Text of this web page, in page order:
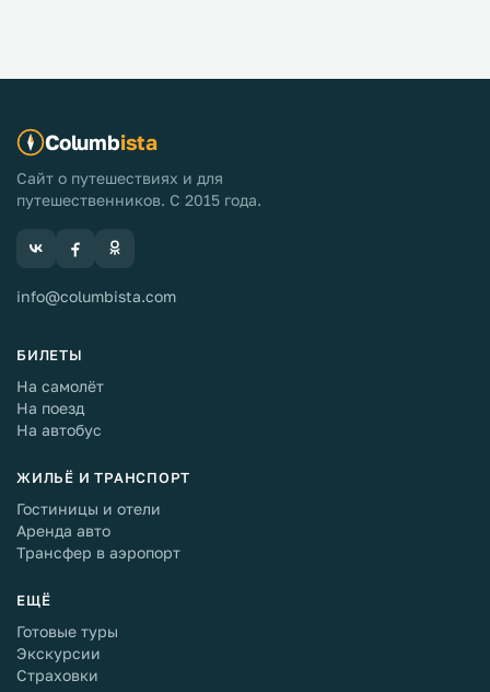
Columbista
Сайт о путешествиях и для
путешественников. С 2015 года.
info@columbista.com
БИЛЕТЫ
На самолёт
На поезд
На автобус
ЖИЛЬЁ И ТРАНСПОРТ
Гостиницы и отели
Аренда авто
Трансфер в аэропорт
ЕЩЁ
Готовые туры
Экскурсии
Страховки